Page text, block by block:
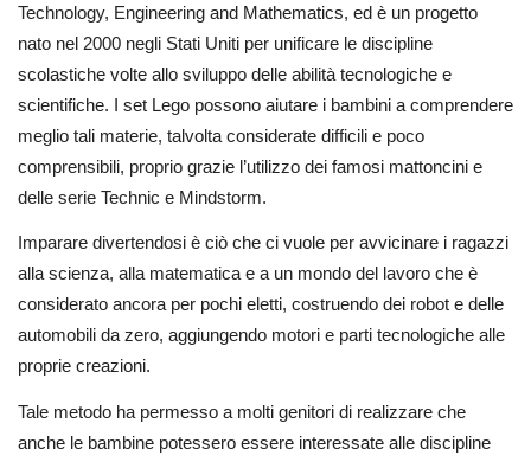
Technology, Engineering and Mathematics, ed è un progetto
nato nel 2000 negli Stati Uniti per unificare le discipline
scolastiche volte allo sviluppo delle abilità tecnologiche e
scientifiche. I set Lego possono aiutare i bambini a comprendere
meglio tali materie, talvolta considerate difficili e poco
comprensibili, proprio grazie l’utilizzo dei famosi mattoncini e
delle serie Technic e Mindstorm.
Imparare divertendosi è ciò che ci vuole per avvicinare i ragazzi
alla scienza, alla matematica e a un mondo del lavoro che è
considerato ancora per pochi eletti, costruendo dei robot e delle
automobili da zero, aggiungendo motori e parti tecnologiche alle
proprie creazioni.
Tale metodo ha permesso a molti genitori di realizzare che
anche le bambine potessero essere interessate alle discipline